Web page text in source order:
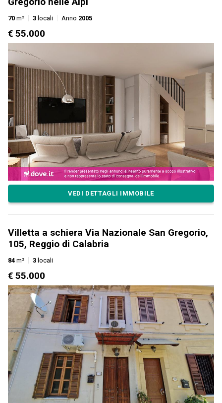
70 m² 3 locali Anno 2005
€ 55.000
VEDI DETTAGLI IMMOBILE
Villetta a schiera Via Nazionale San Gregorio,
105, Reggio di Calabria
84 m² 3 locali
€ 55.000